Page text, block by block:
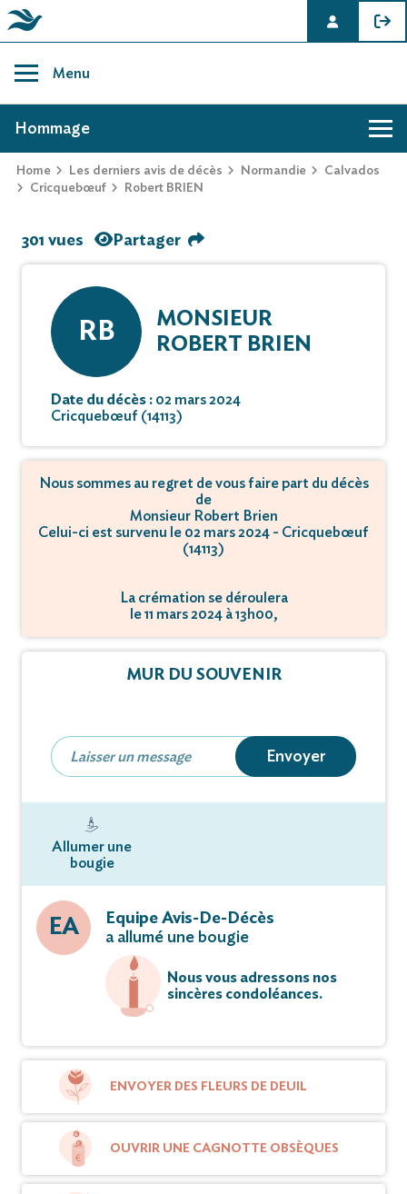
content
Menu
AVIS DE DÉCÈS DE ROBERT BRIEN
Home Les derniers avis de décès Normandie
Calvados
Cricquebœuf
Robert BRIEN
Hommage
301 vues Partager
RB
MONSIEUR
ROBERT BRIEN
Date du décès : 02 mars 2024
Cricquebœuf (14113)
Nous sommes au regret de vous faire part du décès
de
Monsieur Robert Brien
Celui-ci est survenu le 02 mars 2024 - Cricquebœuf
(14113)
La crémation se déroulera
le 11 mars 2024 à 13h00,
MUR DU SOUVENIR
Envoyer
Allumer une
bougie
EA
Equipe Avis-De-Décès
a allumé une bougie
Nous vous adressons nos
sincères condoléances.
ENVOYER DES FLEURS DE DEUIL
OUVRIR UNE CAGNOTTE OBSÈQUES